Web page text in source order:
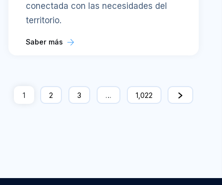
conectada con las necesidades del
territorio.
Saber más
1 2 3 … 1,022